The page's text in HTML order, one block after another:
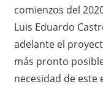
comienzos del
Luis Eduardo
adelante el
más pronto
necesidad de este